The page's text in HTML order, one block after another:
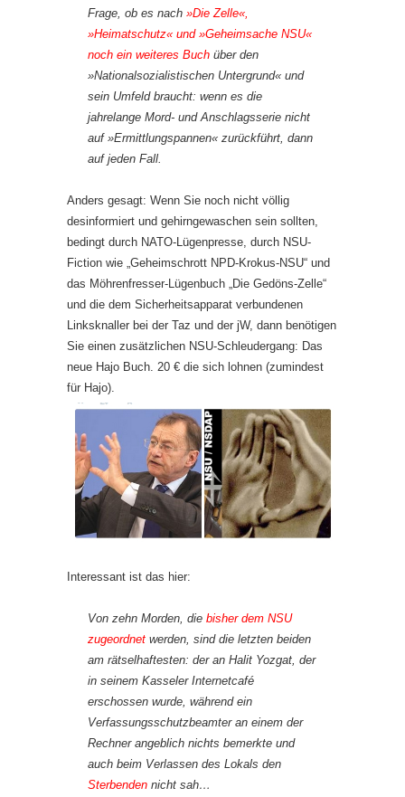
Frage, ob es nach »Die Zelle«,
»Heimatschutz« und »Geheimsache NSU«
noch ein weiteres Buch über den
»Nationalsozialistischen Untergrund« und
sein Umfeld braucht: wenn es die
jahrelange Mord- und Anschlagsserie nicht
auf »Ermittlungspannen« zurückführt, dann
auf jeden Fall.
Anders gesagt: Wenn Sie noch nicht völlig
desinformiert und gehirngewaschen sein sollten,
bedingt durch NATO-Lügenpresse, durch NSU-
Fiction wie „Geheimschrott NPD-Krokus-NSU“ und
das Möhrenfresser-Lügenbuch „Die Gedöns-Zelle“
und die dem Sicherheitsapparat verbundenen
Linksknaller bei der Taz und der jW, dann benötigen
Sie einen zusätzlichen NSU-Schleudergang: Das
neue Hajo Buch. 20 € die sich lohnen (zumindest
für Hajo).
Interessant ist das hier:
Von zehn Morden, die bisher dem NSU
zugeordnet werden, sind die letzten beiden
am rätselhaftesten: der an Halit Yozgat, der
in seinem Kasseler Internetcafé
erschossen wurde, während ein
Verfassungsschutzbeamter an einem der
Rechner angeblich nichts bemerkte und
auch beim Verlassen des Lokals den
Sterbenden nicht sah…